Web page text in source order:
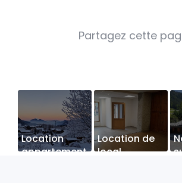
Location
appartement
Location de
local